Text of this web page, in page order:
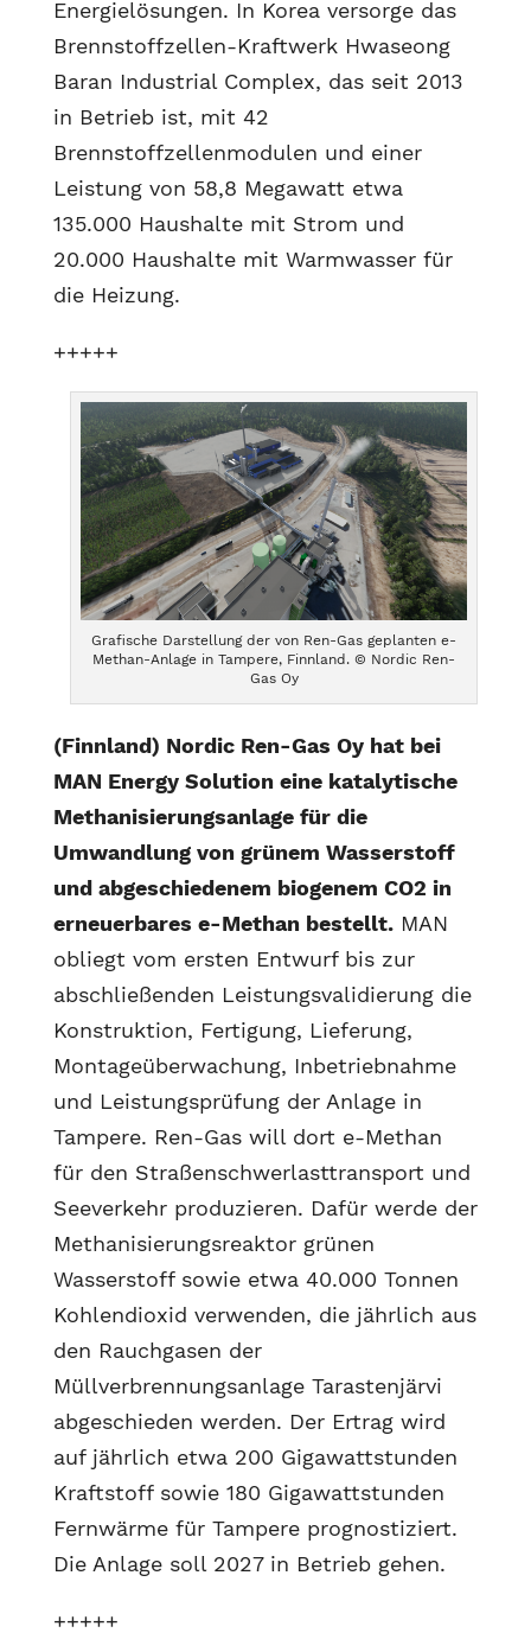
Energielösungen. In Korea versorge das
Brennstoffzellen-Kraftwerk Hwaseong
Baran Industrial Complex, das seit 2013
in Betrieb ist, mit 42
Brennstoffzellenmodulen und einer
Leistung von 58,8 Megawatt etwa
135.000 Haushalte mit Strom und
20.000 Haushalte mit Warmwasser für
die Heizung.
+++++
Grafische Darstellung der von Ren-Gas geplanten e-
Methan-Anlage in Tampere, Finnland. © Nordic Ren-
Gas Oy
(Finnland) Nordic Ren-Gas Oy hat bei
MAN Energy Solution eine katalytische
Methanisierungsanlage für die
Umwandlung von grünem Wasserstoff
und abgeschiedenem biogenem CO2 in
erneuerbares e-Methan bestellt.MAN
obliegt vom ersten Entwurf bis zur
abschließenden Leistungsvalidierung die
Konstruktion, Fertigung, Lieferung,
Montageüberwachung, Inbetriebnahme
und Leistungsprüfung der Anlage in
Tampere. Ren-Gas will dort e-Methan
für den Straßenschwerlasttransport und
Seeverkehr produzieren. Dafür werde der
Methanisierungsreaktor grünen
Wasserstoff sowie etwa 40.000 Tonnen
Kohlendioxid verwenden, die jährlich aus
den Rauchgasen der
Müllverbrennungsanlage Tarastenjärvi
abgeschieden werden. Der Ertrag wird
auf jährlich etwa 200 Gigawattstunden
Kraftstoff sowie 180 Gigawattstunden
Fernwärme für Tampere prognostiziert.
Die Anlage soll 2027 in Betrieb gehen.
+++++